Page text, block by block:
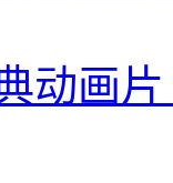
动画